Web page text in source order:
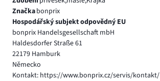
Značkabonprix
Hospodářský subjekt odpovědný EU
bonprix Handelsgesellschaft mbH
Haldesdorfer Straße 61
22179 Hamburk
Německo
Kontakt: https://www.bonprix.cz/servis/kontakt/